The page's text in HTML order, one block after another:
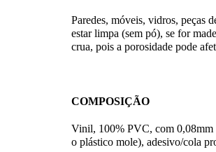
Paredes, móveis, vidros, peças
estar limpa (sem pó), se for
crua, pois a porosidade pode
COMPOSIÇÃO
Vinil, 100% PVC, com 0,08mm
o plástico mole), adesivo/cola